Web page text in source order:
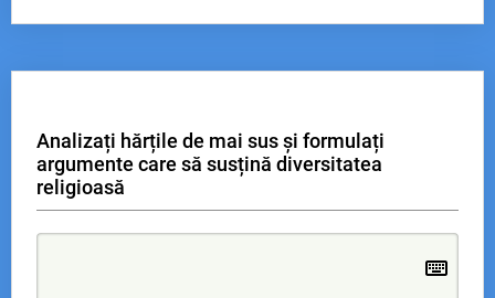
Analizați hărțile de mai sus și formulați
argumente care să susțină diversitatea
religioasă